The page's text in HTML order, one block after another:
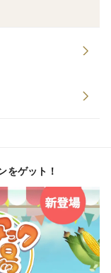
をゲット！